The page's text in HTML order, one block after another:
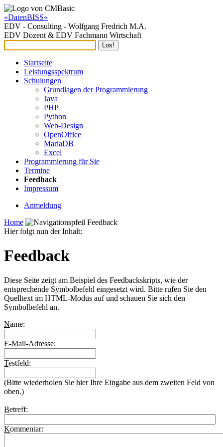
»DatenBISS«
EDV - Consulting - Wolfgang Fredrich M.A.
EDV Dozent & EDV Fachmann Wirtschaft
Startseite
Leistungsspektrum
Schulungen
Grundlagen der Programmierung
Java
PHP
Python
Web-Design
OpenOffice
MariaDB
Excel
Programmierung für Sie
Termine
Feedback
Impressum
Anmeldung
Home
Feedback
Hier folgt nun der Inhalt:
Feedback
Diese Seite zeigt am Beispiel des Feedbackskripts, wie der
entsprechende Symbolbefehl eingesetzt wird. Bitte rufen Sie den
Quelltext im HTML-Modus auf und schauen Sie sich den
Symbolbefehl an.
Name:
E-Mail-Adresse:
Testfeld:
(Bitte wiederholen Sie hier Ihre Eingabe aus dem zweiten Feld von
oben.)
Betreff:
Kommentar: